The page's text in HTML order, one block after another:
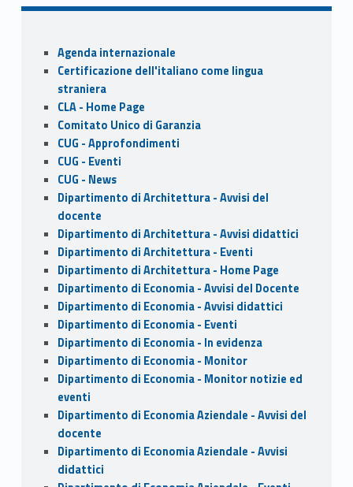
b
o
o
k
d
o
n
l e
Sidebar
Agenda internazionale
Certificazione dell'italiano come lingua
straniera
CLA - Home Page
Comitato Unico di Garanzia
CUG - Approfondimenti
CUG - Eventi
CUG - News
Dipartimento di Architettura - Avvisi del
docente
Dipartimento di Architettura - Avvisi didattici
Dipartimento di Architettura - Eventi
Dipartimento di Architettura - Home Page
Dipartimento di Economia - Avvisi del Docente
Dipartimento di Economia - Avvisi didattici
Dipartimento di Economia - Eventi
Dipartimento di Economia - In evidenza
Dipartimento di Economia - Monitor
Dipartimento di Economia - Monitor notizie ed
eventi
Dipartimento di Economia Aziendale - Avvisi del
docente
Dipartimento di Economia Aziendale - Avvisi
didattici